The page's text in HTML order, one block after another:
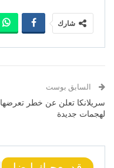
شارك
السابق بوست
سريلانكا تعلن عن خطر تعرضها
لهجمات جديدة